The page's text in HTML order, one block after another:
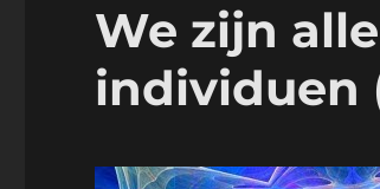
We zijn
individuen